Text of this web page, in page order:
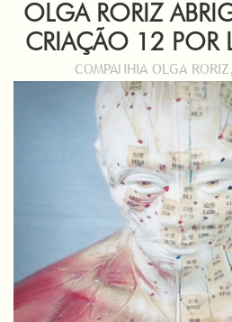
OLGA RORIZ
CRIAÇÃO 12 POR
COMPANHIA OLGA